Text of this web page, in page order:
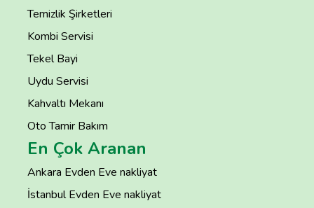
Temizlik Şirketleri
Kombi Servisi
Tekel Bayi
Uydu Servisi
Kahvaltı Mekanı
Oto Tamir Bakım
En Çok Aranan
Ankara Evden Eve nakliyat
İstanbul Evden Eve nakliyat